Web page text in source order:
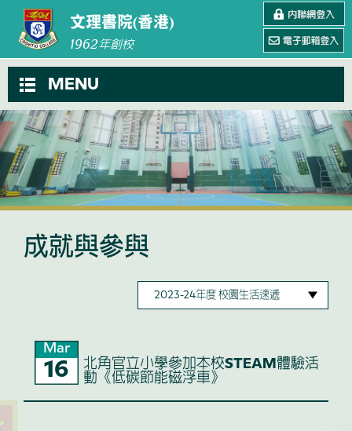
文理書院(香港)
1962年創校
MENU
成就與參與
Mar
16
北角官立小學參加本校STEAM體驗活
動《低碳節能磁浮車》